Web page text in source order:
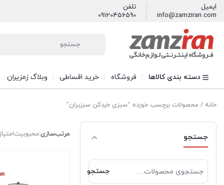
ایمیل
info@zamziran.com
تلفن
09120456590
دسته بندی کالاها فروشگاه خرید اقساطی وبلاگ زمزیران
خانه / محصولات برچسب خورده “سبزی خردكن سبزيران”
جستجو
برای:
جستجو
مرتب‌سازی:محبوبیت